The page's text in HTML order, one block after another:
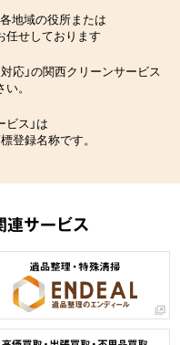
地域の役所または
任せしております
対応」の関西クリーンサービス
。
ビス」は
登録名称です。
連サービス